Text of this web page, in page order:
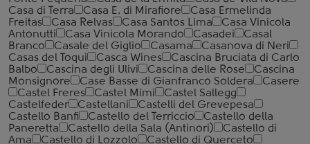
Casa di Terra
Casa E. di Mirafiore
Casa Ermelinda
Freitas
Casa Relvas Casa Santos Lima
Casa Vinicola
Antonutti
Casa Vinicola Morando Casadei
Casal
Branco
Casale del Giglio Casama
Casanova di Neri
Casas del Toqui
Casca Wines
Cascina Bruciata di Carlo
Balbo
Cascina degli Ulivi Cascina delle Rose
Cascina
Monsignore
Case Basse di Gianfranco Soldera
Casere
Castel Freres
Castel Mimi
Castel Sallegg
Castelfeder
Castellani
Castelli del Grevepesa
Castello Banfi
Castello del Terriccio
Castello della
Paneretta
Castello della Sala (Antinori)
Castello di
Ama
Castello di Lozzolo Castello di Querceto